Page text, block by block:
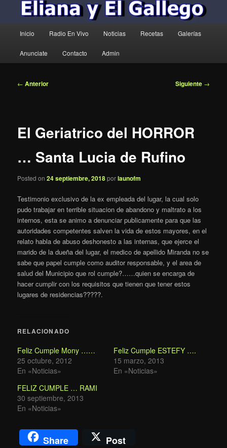
principal
Inicio Radio En Vivo Noticias Recetas Galerías
Anunciate Contacto Admin
Navegación
← Anterior Siguiente →
El Geriatrico del HORROR
… Santa Lucia de Rufino
Posted on24 septiembre, 2018porlaunofm
Testimonio exclusivo de la ex empleada del lugar, la cual solo
pudo trabajar en terrible situacion de abandono y maltrato a los
internos, esta se animo a denunciar publicamente para que las
autoridades competentes salven la vida de estos mayores, en el
relato habla de abuso deshonesto a las internas, que ejerce el
marido de la dueña del lugar, el medico de apellido Miranda no se
sabe que papel cumple como auditor responsable, y el area de
salud del Municipio que rol cumple?……quien se encarga de
hacer cumplir con los requisitos que tienen que tener estos
lugares de residencias?????.
RELACIONADO
Feliz Cumple Mony ……
25 octubre, 2012
En «Noticias»
Feliz Cumple ESTEFY ….
15 marzo, 2013
En «Noticias»
FELIZ CUMPLE … RAMI
30 septiembre, 2013
En «Noticias»
Share Post